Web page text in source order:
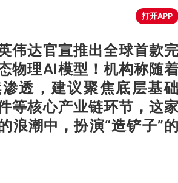
打开APP
伟达官宣推出全球首款完
物理AI模型！机构称随着
透，建议聚焦底层基础
等核心产业链环节，这家
浪潮中，扮演“造铲子”的